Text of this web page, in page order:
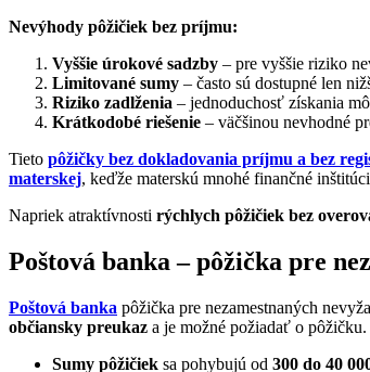
Nevýhody pôžičiek bez príjmu:
Vyššie úrokové sadzby – pre vyššie riziko
Limitované sumy – často sú dostupné len
Riziko zadlženia – jednoduchosť získania
Krátkodobé riešenie – väčšinou nevhodné
Tieto pôžičky bez dokladovania príjmu a bez
materskej, keďže materskú mnohé finančné
Napriek atraktívnosti rýchlych pôžičiek bez
Poštová banka – pôžička pre
Poštová banka pôžička pre nezamestnaných
občiansky preukaz a je možné požiadať o
Sumy pôžičiek sa pohybujú od 300 do 40